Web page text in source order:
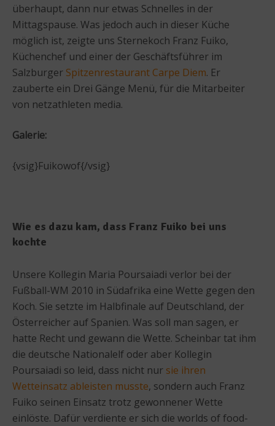
überhaupt, dann nur etwas Schnelles in der
Mittagspause. Was jedoch auch in dieser Küche
möglich ist, zeigte uns Sternekoch Franz Fuiko,
Küchenchef und einer der Geschäftsführer im
Salzburger Spitzenrestaurant Carpe Diem. Er
zauberte ein Drei Gänge Menü, für die Mitarbeiter
von netzathleten media.
Galerie:
{vsig}Fuikowof{/vsig}
Wie es dazu kam, dass Franz Fuiko bei uns
kochte
Unsere Kollegin Maria Poursaiadi verlor bei der
Fußball-WM 2010 in Südafrika eine Wette gegen den
Koch. Sie setzte im Halbfinale auf Deutschland, der
Österreicher auf Spanien. Was soll man sagen, er
hatte Recht und gewann die Wette. Scheinbar tat ihm
die deutsche Nationalelf oder aber Kollegin
Poursaiadi so leid, dass nicht nur sie ihren
Wetteinsatz ableisten musste, sondern auch Franz
Fuiko seinen Einsatz trotz gewonnener Wette
einlöste. Dafür verdiente er sich die worlds of food-